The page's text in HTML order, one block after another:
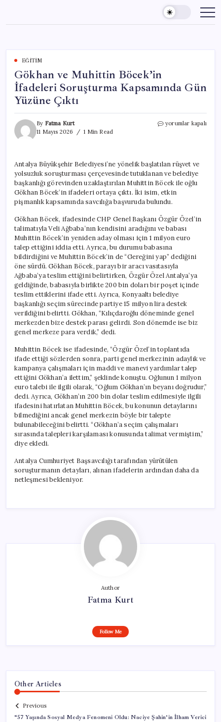
content
EĞITIM
Gökhan ve Muhittin Böcek’in
İfadeleri Soruşturma Kapsamında Gün
Yüzüne Çıktı
By Fatma Kurt
11 Mayıs 2026
1 Min Read
Gökhan
Soruşturma
Kapsamında
Gün
Yüzüne
Çıktı
yorumlar kapalı
Antalya Büyükşehir Belediyesi’ne yönelik başlatılan rüşvet ve
yolsuzluk soruşturması çerçevesinde tutuklanan ve belediye
başkanlığı görevinden uzaklaştırılan Muhittin Böcek ile oğlu
Gökhan Böcek’in ifadeleri ortaya çıktı. İki isim, etkin
pişmanlık kapsamında savcılığa başvuruda bulundu.
Gökhan Böcek, ifadesinde CHP Genel Başkanı Özgür Özel’in
talimatıyla Veli Ağbaba’nın kendisini aradığını ve babası
Muhittin Böcek’in yeniden aday olması için 1 milyon euro
talep ettiğini iddia etti. Ayrıca, bu durumu babasına
bildirdiğini ve Muhittin Böcek’in de “Gereğini yap” dediğini
öne sürdü. Gökhan Böcek, parayı bir aracı vasıtasıyla
Ağbaba’ya teslim ettiğini belirtirken, Özgür Özel Antalya’ya
geldiğinde, babasıyla birlikte 200 bin doları bir poşet içinde
teslim ettiklerini ifade etti. Ayrıca, Konyaaltı belediye
başkanlığı seçim sürecinde partiye 15 milyon lira destek
verildiğini belirtti. Gökhan, “Kılıçdaroğlu döneminde genel
merkezden bize destek parası gelirdi. Son dönemde ise biz
genel merkeze para verdik,” dedi.
Muhittin Böcek ise ifadesinde, “Özgür Özel’in toplantıda
ifade ettiği sözlerden sonra, parti genel merkezinin adaylık ve
kampanya çalışmaları için maddi ve manevi yardımlar talep
ettiğini Gökhan’a ilettim,” şeklinde konuştu. Oğlunun 1 milyon
euro talebi ile ilgili olarak, “Oğlum Gökhan’ın beyanı doğrudur,”
dedi. Ayrıca, Gökhan’ın 200 bin dolar teslim edilmesiyle ilgili
ifadesini hatırlatan Muhittin Böcek, bu konunun detaylarını
bilmediğini ancak genel merkezin böyle bir talepte
bulunabileceğini belirtti. “Gökhan’a seçim çalışmaları
sırasında talepleri karşılaması konusunda talimat vermiştim,”
diye ekledi.
Antalya Cumhuriyet Başsavcılığı tarafından yürütülen
soruşturmanın detayları, alınan ifadelerin ardından daha da
netleşmesi bekleniyor.
Author
Fatma Kurt
Follow Me
Other Articles
Previous
“57 Yaşında Sosyal Medya Fenomeni Oldu: Naciye Şahin’in İlham Verici